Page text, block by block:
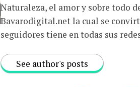
Naturaleza, el amor y sobre todo
Bavarodigital.net la cual se
seguidores tiene en todas sus
See author's posts